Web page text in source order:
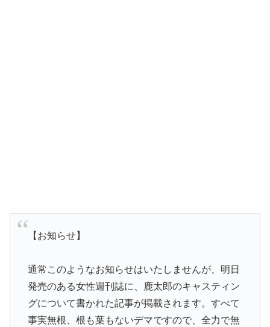
【お知らせ】
通常このようなお知らせはいたしませんが、明日
発売のある女性週刊誌に、鹿太郎のキャスティン
グについて書かれた記事が掲載されます。すべて
事実無根、根も葉もないデマですので、全力で無